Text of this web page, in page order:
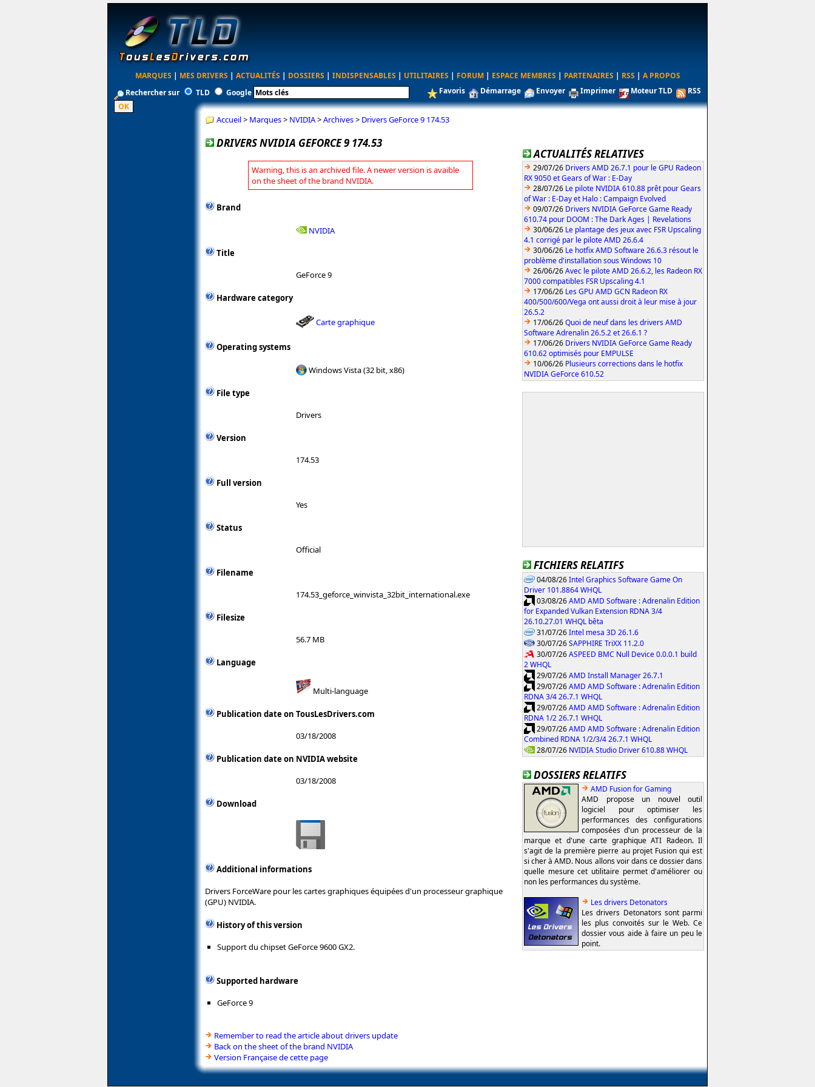
MARQUES | MES DRIVERS | ACTUALITÉS | DOSSIERS | INDISPENSABLES | UTILITAIRES | FORUM | ESPACE MEMBRES | PARTENAIRES | RSS | A PROPOS
Rechercher sur
TLD Google Favoris Démarrage Envoyer Imprimer Moteur TLD RSS
Accueil> Marques> NVIDIA>Archives> Drivers GeForce 9 174.53
DRIVERS NVIDIA GEFORCE 9 174.53
Warning, this is an archived file. A newer version is avaible
on the sheet of the brand NVIDIA.
Brand
NVIDIA
Title
GeForce 9
Hardware category
Carte graphique
Operating systems
Windows Vista (32 bit, x86)
File type
Drivers
Version
174.53
Full version
Yes
Status
Official
Filename
174.53_geforce_winvista_32bit_international.exe
Filesize
56.7 MB
Language
Multi-language
Publication date on TousLesDrivers.com
03/18/2008
Publication date on NVIDIA website
03/18/2008
Download
Additional informations
Drivers ForceWare pour les cartes graphiques équipées d'un processeur graphique
(GPU) NVIDIA.
History of this version
Support du chipset GeForce 9600 GX2.
Supported hardware
GeForce 9
Remember to read the article about drivers update
Back on the sheet of the brand NVIDIA
Version Française de cette page
ACTUALITÉS RELATIVES
29/07/26 Drivers AMD 26.7.1 pour le GPU Radeon
RX 9050 et Gears of War : E-Day
28/07/26 Le pilote NVIDIA 610.88 prêt pour Gears
of War : E-Day et Halo : Campaign Evolved
09/07/26 Drivers NVIDIA GeForce Game Ready
610.74 pour DOOM : The Dark Ages | Revelations
30/06/26 Le plantage des jeux avec FSR Upscaling
4.1 corrigé par le pilote AMD 26.6.4
30/06/26 Le hotfix AMD Software 26.6.3 résout le
problème d'installation sous Windows 10
26/06/26Avec le pilote AMD 26.6.2, les Radeon RX
7000 compatibles FSR Upscaling 4.1
17/06/26 Les GPU AMD GCN Radeon RX
400/500/600/Vega ont aussi droit à leur mise à jour
26.5.2
17/06/26Quoi de neuf dans les drivers AMD
Software Adrenalin 26.5.2 et 26.6.1 ?
17/06/26 Drivers NVIDIA GeForce Game Ready
610.62 optimisés pour EMPULSE
10/06/26 Plusieurs corrections dans le hotfix
NVIDIA GeForce 610.52
FICHIERS RELATIFS
04/08/26Intel Graphics Software Game On
Driver 101.8864 WHQL
03/08/26AMD AMD Software : Adrenalin Edition
for Expanded Vulkan Extension RDNA 3/4
26.10.27.01 WHQL bêta
31/07/26Intel mesa 3D 26.1.6
30/07/26SAPPHIRE TriXX 11.2.0
30/07/26ASPEED BMC Null Device 0.0.0.1 build
2 WHQL
29/07/26AMD Install Manager 26.7.1
29/07/26AMD AMD Software : Adrenalin Edition
RDNA 3/4 26.7.1 WHQL
29/07/26AMD AMD Software : Adrenalin Edition
RDNA 1/2 26.7.1 WHQL
29/07/26AMD AMD Software : Adrenalin Edition
Combined RDNA 1/2/3/4 26.7.1 WHQL
28/07/26 NVIDIA Studio Driver 610.88 WHQL
DOSSIERS RELATIFS
AMD Fusion for Gaming
AMD propose un nouvel outil
logiciel pour optimiser les
performances des configurations
composées d'un processeur de la
marque et d'une carte graphique ATI Radeon. Il
s'agit de la première pierre au projet Fusion qui est
si cher à AMD. Nous allons voir dans ce dossier dans
quelle mesure cet utilitaire permet d'améliorer ou
non les performances du système.
Les drivers Detonators
Les drivers Detonators sont parmi
les plus convoités sur le Web. Ce
dossier vous aide à faire un peu le
point.